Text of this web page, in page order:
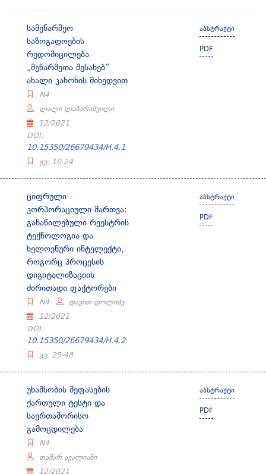
სამეწარმეო
საზოგადოების
რედომიცილება
„მეწარმეთა შესახებ“
ახალი კანონის მიხედვით
N4
ლალი ლაზარაშვილი
12/2021
DOI:
10.15350/26679434/H.4.1
გვ. 10-24
აბსტრაქტი
PDF
ციფრული
კორპორაციული მართვა:
განაწილებული რეესტრის
ტექნოლოგია და
ხელოვნური ინტელექტი,
როგორც პროცესის
დიგიტალიზაციის
ძირითადი ფაქტორები
N4
დავით დოლიძე
12/2021
DOI:
10.15350/26679434/H.4.2
გვ. 25-48
აბსტრაქტი
PDF
უხამსობის შეფასების
ქართული ტესტი და
საერთაშორისო
გამოცდილება
N4
თამარ ავალიანი
აბსტრაქტი
PDF